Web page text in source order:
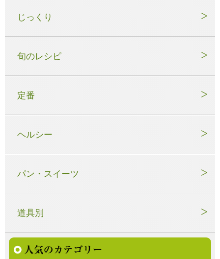
じっくり
旬のレシピ
定番
ヘルシー
パン・スイーツ
道具別